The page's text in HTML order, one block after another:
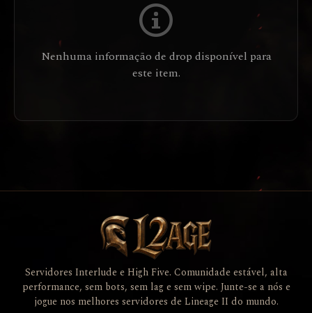
Nenhuma informação de drop disponível para
este item.
Servidores Interlude e High Five. Comunidade estável, alta
performance, sem bots, sem lag e sem wipe. Junte-se a nós e
jogue nos melhores servidores de Lineage II do mundo.